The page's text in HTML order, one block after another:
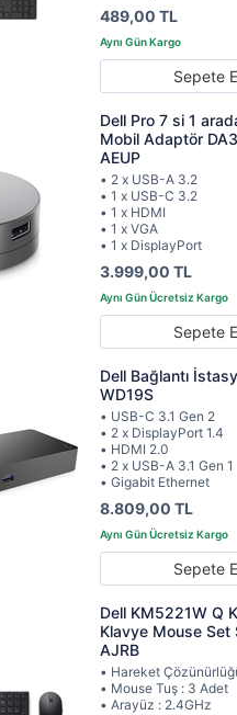
489,00 TL
Sepete
Dell Pro 7 si 1
Mobil Adaptör
AEUP
• 2 x USB-A 3.2
• 1 x USB-C 3.2
• 1 x HDMI
• 1 x VGA
• 1 x DisplayPort
3.999,00 TL
Sepete
Dell Bağlantı
WD19S
• USB-C 3.1 Gen 2
• 2 x DisplayPort 1.4
• HDMI 2.0
• 2 x USB-A 3.1 Gen 1
• Gigabit Ethernet
8.809,00 TL
Sepete
Dell KM5221W Q
Klavye Mouse
AJRB
• Hareket
• Mouse Tuş : 3 Adet
• Arayüz : 2.4GHz